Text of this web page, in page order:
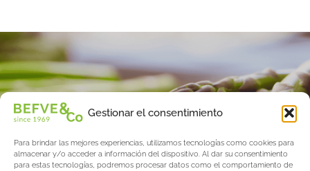
Gestionar el consentimiento
Para brindar las mejores experiencias, utilizamos tecnologías como cookies para
almacenar y/o acceder a información del dispositivo. Al dar su consentimiento
para estas tecnologías, podremos procesar datos como el comportamiento de